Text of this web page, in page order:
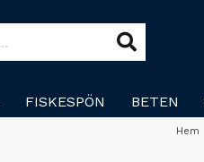
FISKESPÖN BETEN
Hem